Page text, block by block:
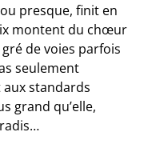
presque, finit en
montent du chœur
de voies parfois
seulement
standards
grand qu’elle,